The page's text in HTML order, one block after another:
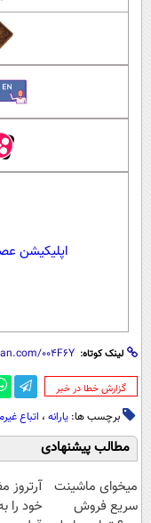
اپلیکیشن
لینک کوتاه:
‌گزارش خطا در خبر
برچسب ها: یارانه ، اتباع
مطالب پیشنهادی
میخوای ماشینت
سریع فروش
آرتروز
خود را